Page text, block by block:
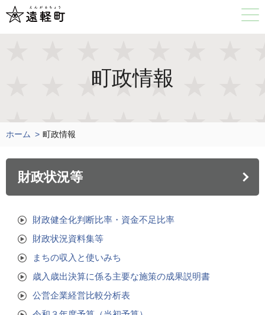
町政情報
ホーム 町政情報
財政状況等
財政健全化判断比率・資金不足比率
財政状況資料集等
まちの収入と使いみち
歳入歳出決算に係る主要な施策の成果説明書
公営企業経営比較分析表